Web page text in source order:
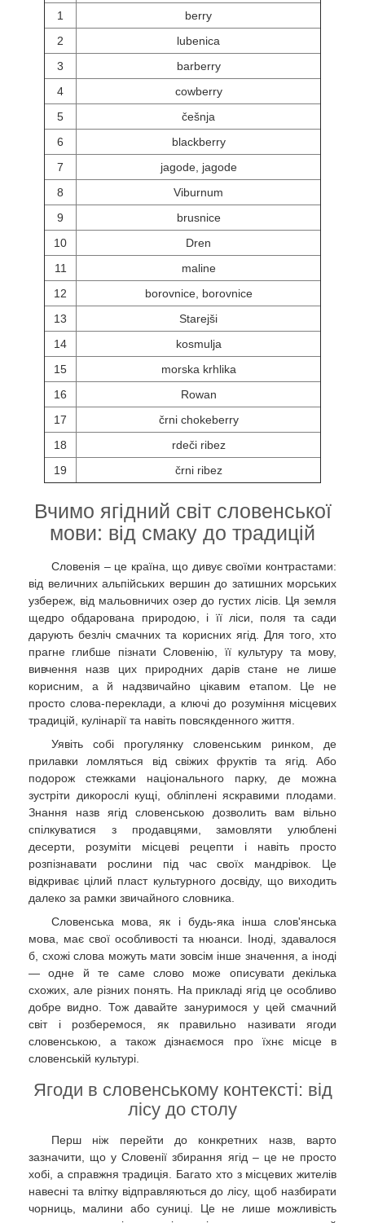
1
berry
2
lubenica
3
barberry
4
cowberry
5
češnja
6
blackberry
7
jagode, jagode
8
Viburnum
9
brusnice
10
Dren
11
maline
12
borovnice, borovnice
13
Starejši
14
kosmulja
15
morska krhlika
16
Rowan
17
črni chokeberry
18
rdeči ribez
19
črni ribez
Вчимо ягідний світ словенської
мови: від смаку до традицій
Словенія – це країна, що дивує своїми контрастами:
від величних альпійських вершин до затишних морських
узбереж, від мальовничих озер до густих лісів. Ця земля
щедро обдарована природою, і її ліси, поля та сади
дарують безліч смачних та корисних ягід. Для того, хто
прагне глибше пізнати Словенію, її культуру та мову,
вивчення назв цих природних дарів стане не лише
корисним, а й надзвичайно цікавим етапом. Це не
просто слова-переклади, а ключі до розуміння місцевих
традицій, кулінарії та навіть повсякденного життя.
Уявіть собі прогулянку словенським ринком, де
прилавки ломляться від свіжих фруктів та ягід. Або
подорож стежками національного парку, де можна
зустріти дикорослі кущі, обліплені яскравими плодами.
Знання назв ягід словенською дозволить вам вільно
спілкуватися з продавцями, замовляти улюблені
десерти, розуміти місцеві рецепти і навіть просто
розпізнавати рослини під час своїх мандрівок. Це
відкриває цілий пласт культурного досвіду, що виходить
далеко за рамки звичайного словника.
Словенська мова, як і будь-яка інша слов'янська
мова, має свої особливості та нюанси. Іноді, здавалося
б, схожі слова можуть мати зовсім інше значення, а іноді
— одне й те саме слово може описувати декілька
схожих, але різних понять. На прикладі ягід це особливо
добре видно. Тож давайте зануримося у цей смачний
світ і розберемося, як правильно називати ягоди
словенською, а також дізнаємося про їхнє місце в
словенській культурі.
Ягоди в словенському контексті: від
лісу до столу
Перш ніж перейти до конкретних назв, варто
зазначити, що у Словенії збирання ягід – це не просто
хобі, а справжня традиція. Багато хто з місцевих жителів
навесні та влітку відправляються до лісу, щоб назбирати
чорниць, малини або суниці. Це не лише можливість